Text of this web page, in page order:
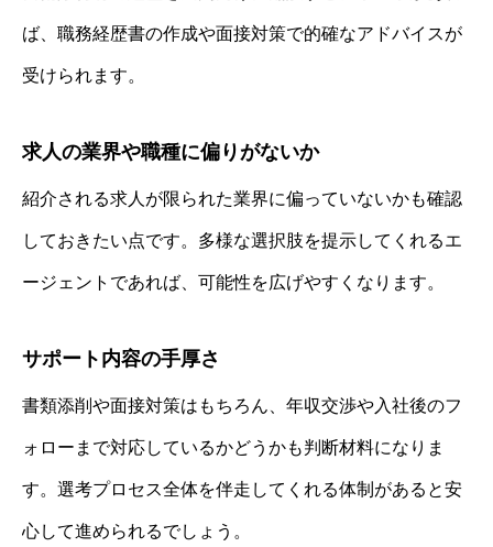
ば、職務経歴書の作成や面接対策で的確なアドバイスが
受けられます。
求人の業界や職種に偏りがないか
紹介される求人が限られた業界に偏っていないかも確認
しておきたい点です。多様な選択肢を提示してくれるエ
ージェントであれば、可能性を広げやすくなります。
サポート内容の手厚さ
書類添削や面接対策はもちろん、年収交渉や入社後のフ
ォローまで対応しているかどうかも判断材料になりま
す。選考プロセス全体を伴走してくれる体制があると安
心して進められるでしょう。